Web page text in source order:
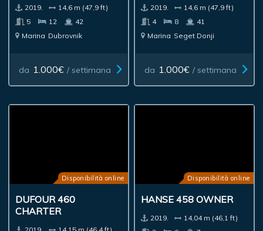
2019.
14,6 m (47,9 ft)
5
12
42
Marina Dubrovnik
da 1.000€ / settimana
2019.
14,6 m (47,9 ft)
4
8
41
Marina Seget Donji
da 1.000€ / settimana
Disponibilità online
DUFOUR 460
CHARTER
2019.
14,15 m (46,4 ft)
Disponibilità online
HANSE 458 OWNER
2019.
14,04 m (46,1 ft)